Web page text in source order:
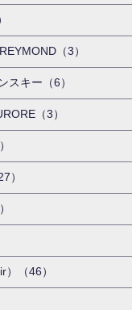
（3）
スキー（6）
（3）
）
）（46）